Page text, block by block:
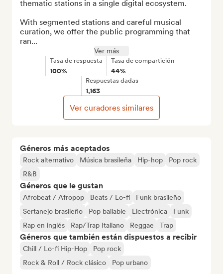
Géneros más aceptados
Rock alternativo Música brasileña Hip-hop
Pop rock
R&B
Géneros que le gustan
Afrobeat / Afropop Beats / Lo-fi
Funk brasileño
Sertanejo brasileño
Pop bailable Electrónica
Funk
Rap en inglés
Rap/Trap Italiano Reggae Trap
Géneros que también están dispuestos a recibir
Chill / Lo-fi Hip-Hop
Pop rock
Rock & Roll / Rock clásico
Pop urbano
thematic stations in a single digital ecosystem.
With segmented stations and careful musical
curation, we offer the public programming that
ran...
Ver más
Tasa de respuesta
100%
Tasa de compartición
44%
Respuestas dadas
1,163
Ver curadores similares